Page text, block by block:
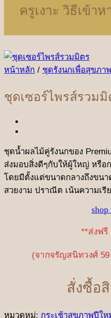
ครูเงาะ วิธีเข้า
หน้าหลัก / ชุดรังนกเพื่อสุขภาพ
ชุดเซอร์ไพรส์รวมมิ
ชุดน้ำผลไม้คู่รังนกของ
ส่งมอบสิ่งดีๆกับให้ผู้ใหญ่ หรื
โดยมีตั้งแต่ขนาดกลางถึงขน
สวยงาม ปราณีต เน้นความเรี
shop
**ส่งฟรี
(จากจรัญสนิทวงศ์
สั่งซื้อ
หมวดหมู่: กระเช้าสุขภาพปีให